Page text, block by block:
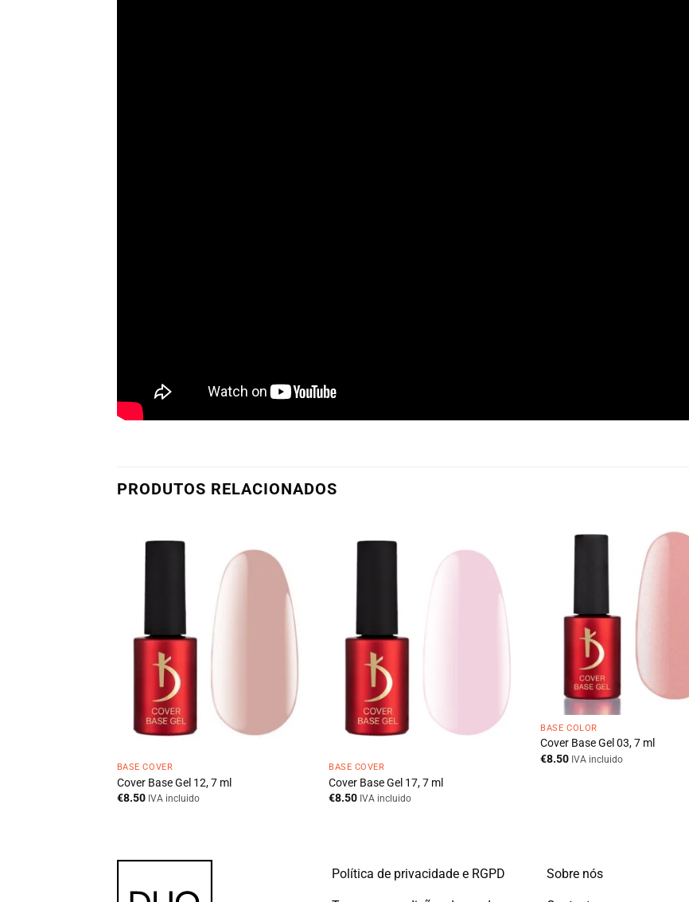
PRODUTOS RELACIONADOS
BASE COVER
Cover Base Gel 12, 7 ml
€8.50 IVA incluido
BASE COVER
Cover Base Gel 17, 7 ml
€8.50 IVA incluido
BASE COLOR
Cover Base Gel 03, 7 ml
€8.50 IVA incluido
Política de privacidade e RGPD Sobre nós